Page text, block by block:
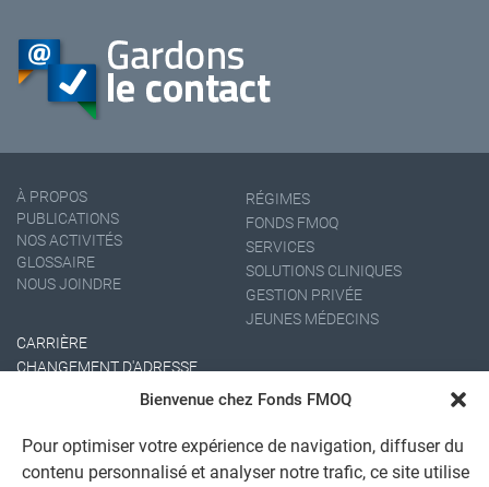
Bienvenue chez Fonds FMOQ
Pour optimiser votre expérience de navigation, diffuser du
contenu personnalisé et analyser notre trafic, ce site utilise
À PROPOS
PUBLICATIONS
NOS ACTIVITÉS
GLOSSAIRE
NOUS JOINDRE
RÉGIMES
FONDS FMOQ
SERVICES
SOLUTIONS CLINIQUES
GESTION PRIVÉE
JEUNES MÉDECINS
CARRIÈRE
CHANGEMENT D'ADRESSE